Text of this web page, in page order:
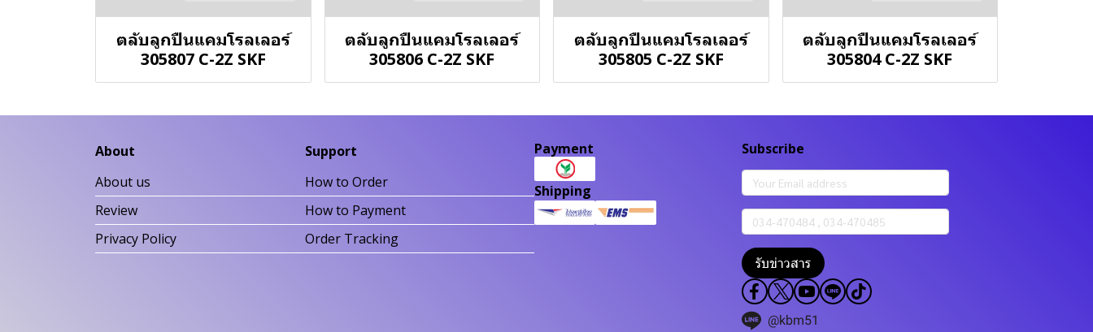
ตลับลูกปืนแคมโรลเลอร์
305807 C-2Z SKF
ตลับลูกปืนแคมโรลเลอร์
305806 C-2Z SKF
ตลับลูกปืนแคมโรลเลอร์
305805 C-2Z SKF
ตลับลูกปืนแคมโรลเลอร์
305804 C-2Z SKF
About
About us
Review
Privacy Policy
Support
How to Order
How to Payment
Order Tracking
Payment
Shipping
Subscribe
รับข่าวสาร
@kbm51